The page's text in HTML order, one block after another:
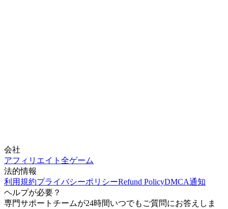
会社
アフィリエイト 全ゲーム
法的情報
利用規約プライバシーポリシーRefund PolicyDMCA通知
ヘルプが必要？
専門サポートチームが24時間いつでもご質問にお答えしま